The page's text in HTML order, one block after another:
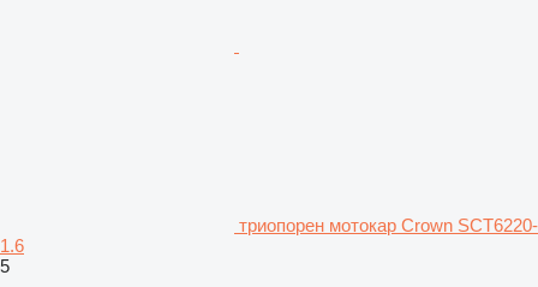
триопорен мотокар Crown SCT6220-
1.6
5